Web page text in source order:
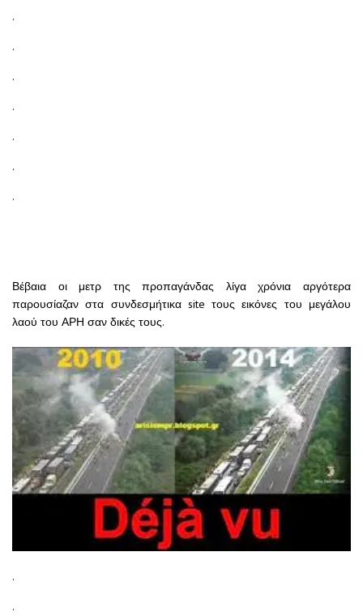
.
.
.
.
.
.
.
Βέβαια οι μετρ της προπαγάνδας λίγα χρόνια αργότερα
παρουσίαζαν στα συνδεσμήτικα site τους εικόνες του μεγάλου
λαού του ΑΡΗ σαν δικές τους.
.
.